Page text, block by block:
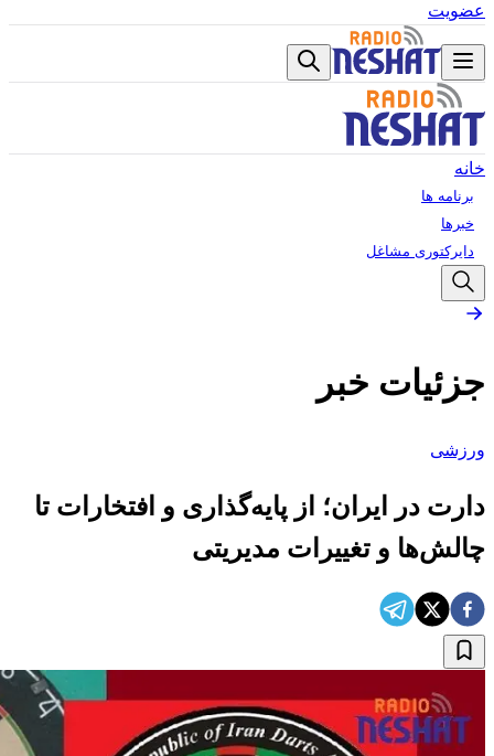
عضویت
خانه
برنامه ها
خبرها
دایرکتوری مشاغل
جزئیات خبر
ورزشی
دارت در ایران؛ از پایه‌گذاری و افتخارات تا
چالش‌ها و تغییرات مدیریتی